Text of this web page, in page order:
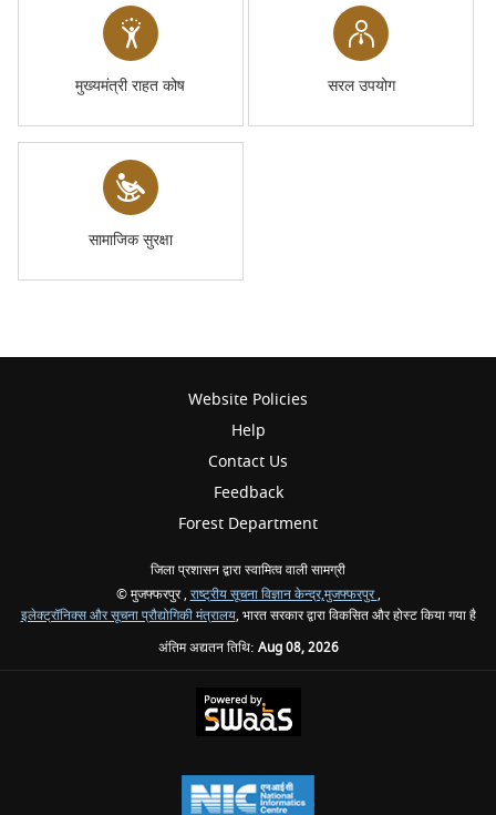
मुख्यमंत्री राहत कोष सरल उपयोग
सामाजिक सुरक्षा
Website Policies
Help
Contact Us
Feedback
Forest Department
जिला प्रशासन द्वारा स्वामित्व वाली सामग्री
© मुजफ्फरपुर , राष्ट्रीय सूचना विज्ञान केन्द्र,मुजफ्फरपुर,
इलेक्ट्रॉनिक्स और सूचना प्रौद्योगिकी मंत्रालय, भारत सरकार द्वारा विकसित और होस्ट किया गया है
अंतिम अद्यतन तिथि: Aug 08, 2026